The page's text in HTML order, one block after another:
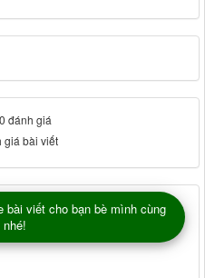
đánh giá
giá bài viết
bài viết cho bạn bè mình cùng